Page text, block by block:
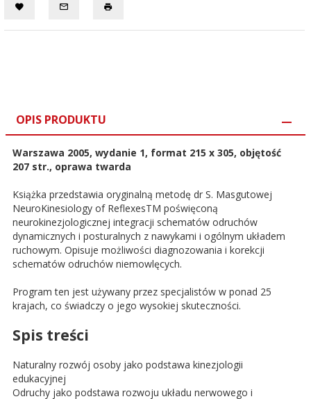
OPIS PRODUKTU
Warszawa 2005, wydanie 1, format 215 x 305, objętość
207 str., oprawa twarda
Książka przedstawia oryginalną metodę dr S. Masgutowej
NeuroKinesiology of ReflexesTM poświęconą
neurokinezjologicznej integracji schematów odruchów
dynamicznych i posturalnych z nawykami i ogólnym układem
ruchowym. Opisuje możliwości diagnozowania i korekcji
schematów odruchów niemowlęcych.
Program ten jest używany przez specjalistów w ponad 25
krajach, co świadczy o jego wysokiej skuteczności.
Spis treści
Naturalny rozwój osoby jako podstawa kinezjologii
edukacyjnej
Odruchy jako podstawa rozwoju układu nerwowego i